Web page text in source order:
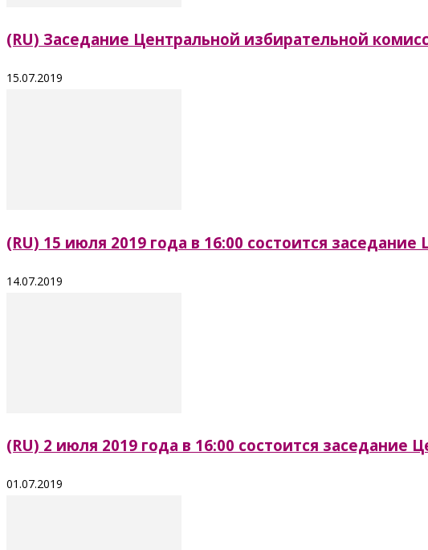
(RU) Заседание Центральной избирательной
15.07.2019
(RU) 15 июля 2019 года в 16:00 состоится
14.07.2019
(RU) 2 июля 2019 года в 16:00 состоится
01.07.2019